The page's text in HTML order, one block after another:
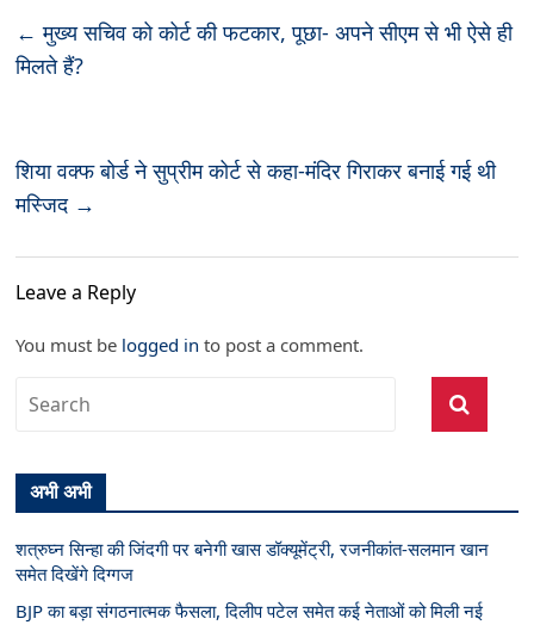
← मुख्य सचिव को कोर्ट की फटकार, पूछा- अपने सीएम से भी ऐसे ही
मिलते हैं?
शिया वक्फ बोर्ड ने सुप्रीम कोर्ट से कहा-मंदिर गिराकर बनाई गई थी
मस्जिद →
Leave a Reply
You must be logged in to post a comment.
अभी अभी
शत्रुघ्न सिन्हा की जिंदगी पर बनेगी खास डॉक्यूमेंट्री, रजनीकांत-सलमान खान
समेत दिखेंगे दिग्गज
BJP का बड़ा संगठनात्मक फैसला, दिलीप पटेल समेत कई नेताओं को मिली नई